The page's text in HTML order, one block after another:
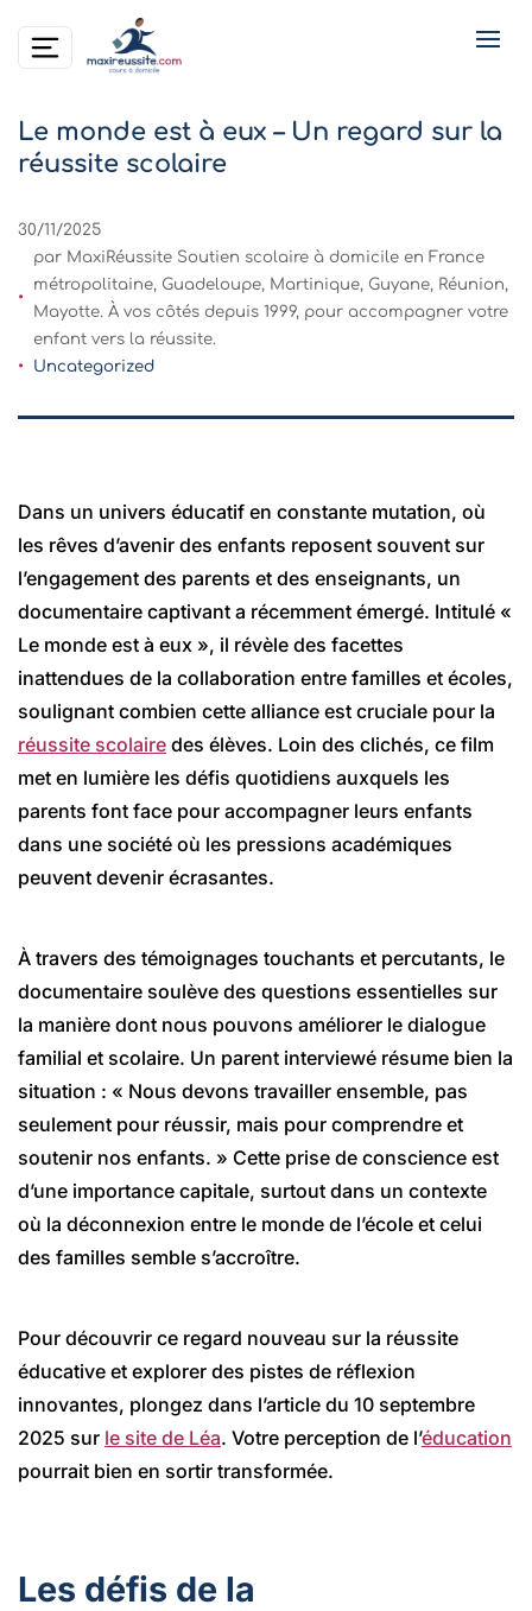
Le monde est à eux – Un regard sur la
réussite scolaire
30/11/2025
par MaxiRéussite Soutien scolaire à domicile en France
métropolitaine, Guadeloupe, Martinique, Guyane, Réunion,
Mayotte. À vos côtés depuis 1999, pour accompagner votre
enfant vers la réussite.
Uncategorized
Dans un univers éducatif en constante mutation, où
les rêves d’avenir des enfants reposent souvent sur
l’engagement des parents et des enseignants, un
documentaire captivant a récemment émergé. Intitulé «
Le monde est à eux », il révèle des facettes
inattendues de la collaboration entre familles et écoles,
soulignant combien cette alliance est cruciale pour la
réussite scolaire des élèves. Loin des clichés, ce film
met en lumière les défis quotidiens auxquels les
parents font face pour accompagner leurs enfants
dans une société où les pressions académiques
peuvent devenir écrasantes.
À travers des témoignages touchants et percutants, le
documentaire soulève des questions essentielles sur
la manière dont nous pouvons améliorer le dialogue
familial et scolaire. Un parent interviewé résume bien la
situation : « Nous devons travailler ensemble, pas
seulement pour réussir, mais pour comprendre et
soutenir nos enfants. » Cette prise de conscience est
d’une importance capitale, surtout dans un contexte
où la déconnexion entre le monde de l’école et celui
des familles semble s’accroître.
Pour découvrir ce regard nouveau sur la réussite
éducative et explorer des pistes de réflexion
innovantes, plongez dans l’article du 10 septembre
2025 sur le site de Léa. Votre perception de l’éducation
pourrait bien en sortir transformée.
Les défis de la